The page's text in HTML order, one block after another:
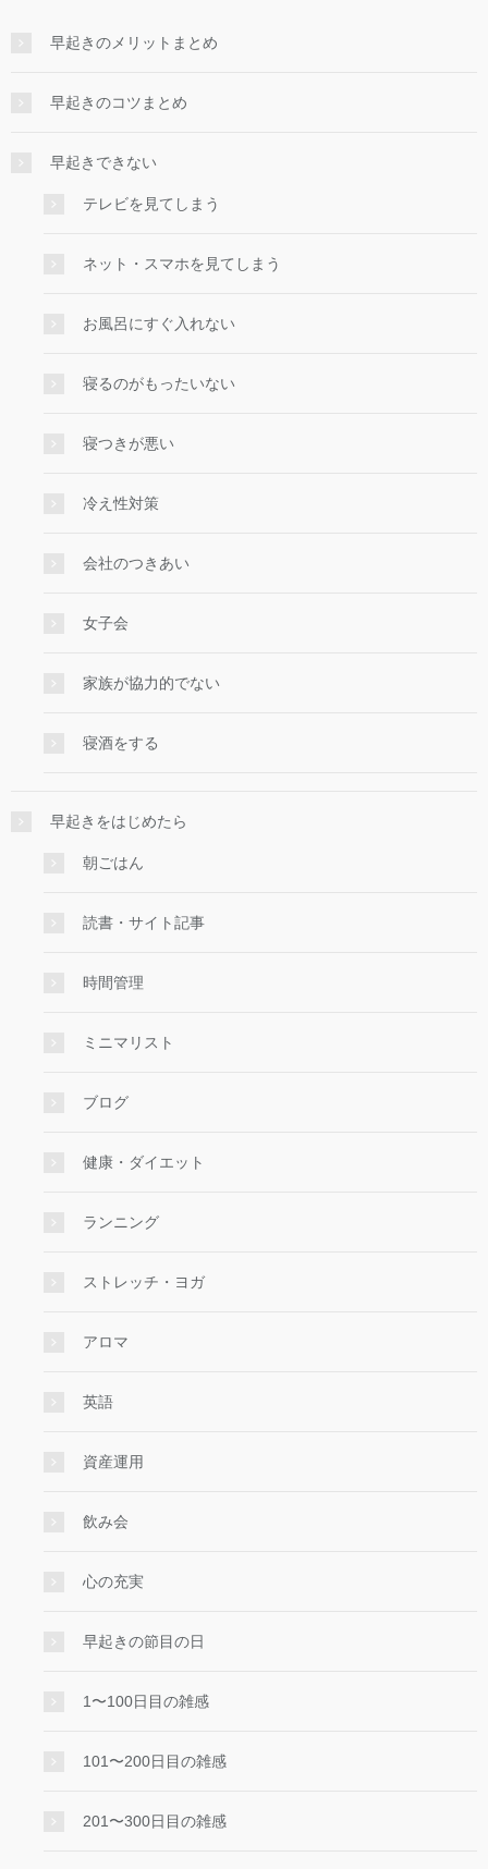
早起きのメリットまとめ
早起きのコツまとめ
早起きできない
テレビを見てしまう
ネット・スマホを見てしまう
お風呂にすぐ入れない
寝るのがもったいない
寝つきが悪い
冷え性対策
会社のつきあい
女子会
家族が協力的でない
寝酒をする
早起きをはじめたら
朝ごはん
読書・サイト記事
時間管理
ミニマリスト
ブログ
健康・ダイエット
ランニング
ストレッチ・ヨガ
アロマ
英語
資産運用
飲み会
心の充実
早起きの節目の日
1〜100日目の雑感
101〜200日目の雑感
201〜300日目の雑感